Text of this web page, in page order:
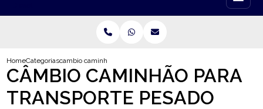
HomeCategoriascambio caminhao transporte pesado
CÂMBIO CAMINHÃO PARA
TRANSPORTE PESADO